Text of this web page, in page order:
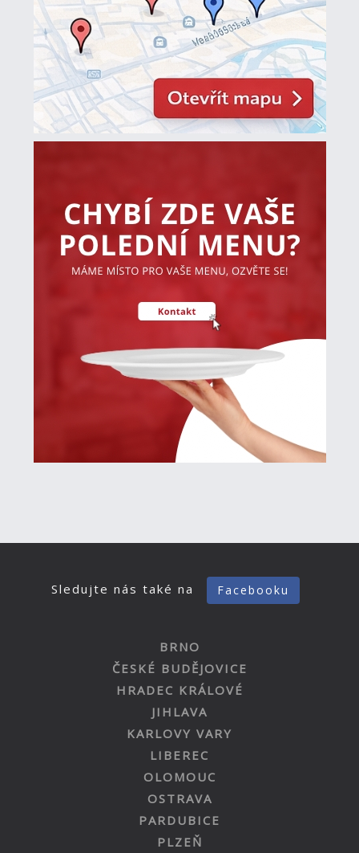
Sledujte nás také na Facebooku
BRNO
ČESKÉ BUDĚJOVICE
HRADEC KRÁLOVÉ
JIHLAVA
KARLOVY VARY
LIBEREC
OLOMOUC
OSTRAVA
PARDUBICE
PLZEŇ